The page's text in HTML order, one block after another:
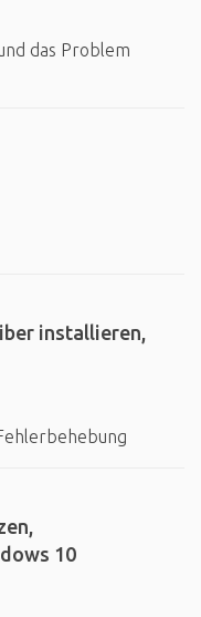
das Problem
installieren,
10